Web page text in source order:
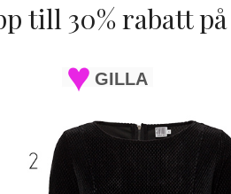
till 30% rabatt
GILLA